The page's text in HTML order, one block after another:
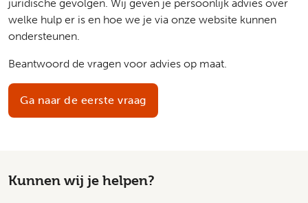
juridische gevolgen. Wij geven je persoonlijk advies over
welke hulp er is en hoe we je via onze website kunnen
ondersteunen.
Beantwoord de vragen voor advies op maat.
Ga naar de eerste vraag
Kunnen wij je helpen?